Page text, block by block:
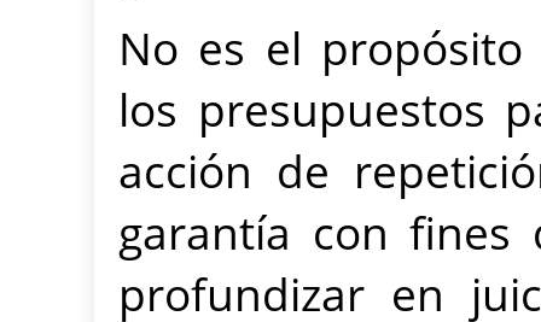
No es el
los presupuestos
acción de
garantía con fines
profundizar en